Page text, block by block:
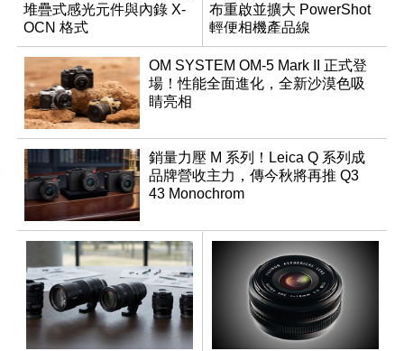
堆疊式感光元件與內錄 X-
OCN 格式
布重啟並擴大 PowerShot
輕便相機產品線
OM SYSTEM OM-5 Mark II 正式登
場！性能全面進化，全新沙漠色吸
睛亮相
銷量力壓 M 系列！Leica Q 系列成
品牌營收主力，傳今秋將再推 Q3
43 Monochrom